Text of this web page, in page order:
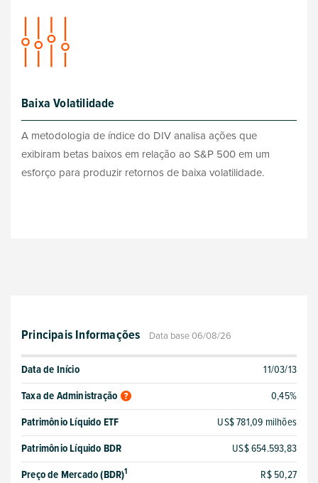
Baixa Volatilidade
A metodologia de índice do DIV analisa ações que
exibiram betas baixos em relação ao S&P 500 em um
esforço para produzir retornos de baixa volatilidade.
Principais Informações Data base 06/08/26
Data de Início
11/03/13
Taxa de Administração
0,45%
Patrimônio Líquido ETF
US$ 781,09 milhões
Patrimônio Líquido BDR
US$ 654.593,83
Preço de Mercado (BDR)1 R$ 50,27